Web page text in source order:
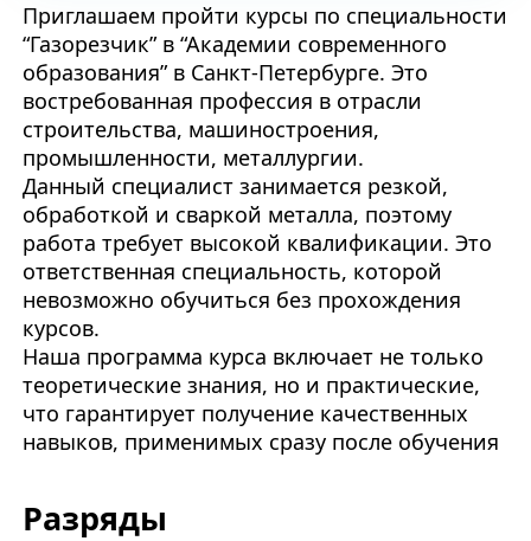
Приглашаем пройти курсы по специальности
“Газорезчик” в “Академии современного
образования” в Санкт-Петербурге. Это
востребованная профессия в отрасли
строительства, машиностроения,
промышленности, металлургии.
Данный специалист занимается резкой,
обработкой и сваркой металла, поэтому
работа требует высокой квалификации. Это
ответственная специальность, которой
невозможно обучиться без прохождения
курсов.
Наша программа курса включает не только
теоретические знания, но и практические,
что гарантирует получение качественных
навыков, применимых сразу после обучения
Разряды